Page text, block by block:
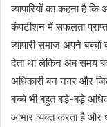
व्यापारियों का कहना है कि
कंपटीशन में सफलता
व्यापारी समाज अपने बच्चों
देता था लेकिन अब समय
अधिकारी बन नगर और
बच्चे भी बहुत बड़े-बड़े
आभार व्यक्त करता है और